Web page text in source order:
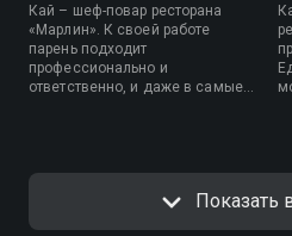
Кай – шеф-повар ресторана
«Марлин». К своей работе
парень подходит
профессионально и
ответственно, и даже в самые
меняется.
Показать